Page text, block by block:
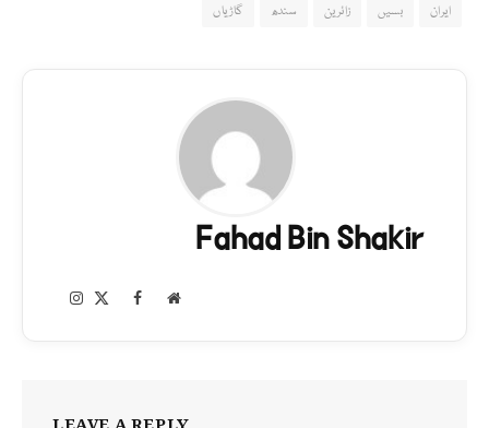
ایران بسیں زائرین سندھ گاڑیاں
Fahad Bin Shakir
Website
Facebook
Instagram